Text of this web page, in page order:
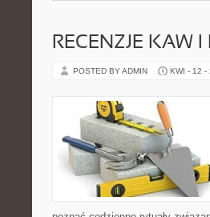
RECENZJE KAW
POSTED BY ADMIN KWI - 12 -